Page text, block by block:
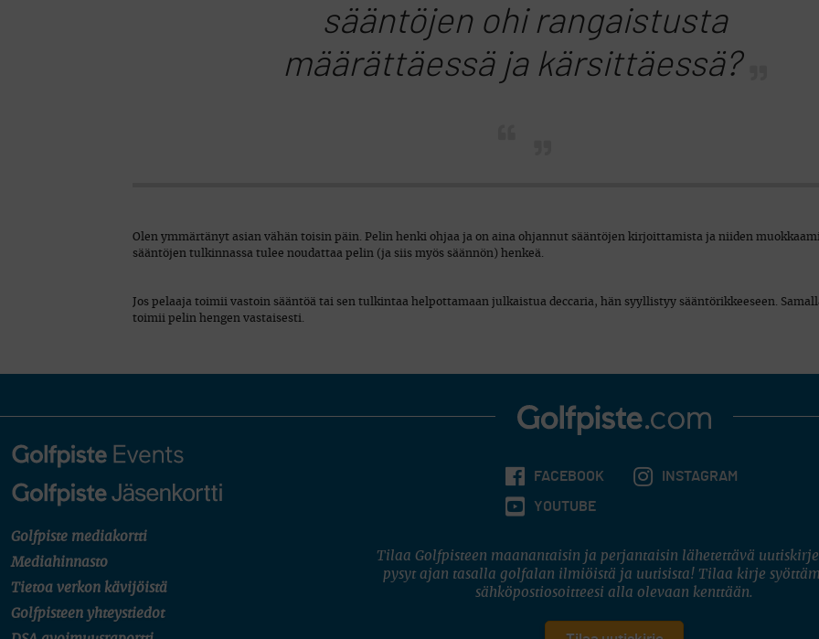
sääntöjen ohi rangaistusta
määrättäessä ja kärsittäessä?
Olen ymmärtänyt asian vähän toisin päin. Pelin henki ohjaa ja on aina ohjannut sääntöjen kirjoittamista ja niiden
sääntöjen tulkinnassa tulee noudattaa pelin (ja siis myös säännön) henkeä.
Jos pelaaja toimii vastoin sääntöä tai sen tulkintaa helpottamaan julkaistua deccaria, hän syyllistyy sääntörikkeeseen.
toimii pelin hengen vastaisesti.
Golfpiste mediakortti
Mediahinnasto
Tietoa verkon kävijöistä
Golfpisteen yhteystiedot
FACEBOOK INSTAGRAM
YOUTUBE
Tilaa Golfpisteen maanantaisin ja perjantaisin lähetettävä
pysyt ajan tasalla golfalan ilmiöistä ja uutisista! Tilaa kirje
sähköpostiosoitteesi alla olevaan kenttään.